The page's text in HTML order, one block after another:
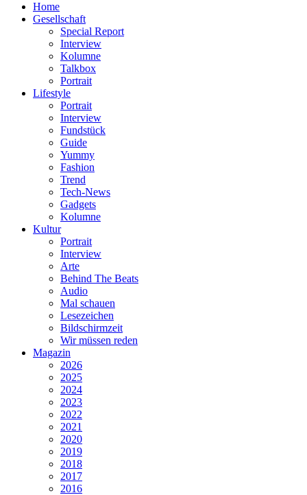
Home
Gesellschaft
Special Report
Interview
Kolumne
Talkbox
Portrait
Lifestyle
Portrait
Interview
Fundstück
Guide
Yummy
Fashion
Trend
Tech-News
Gadgets
Kolumne
Kultur
Portrait
Interview
Arte
Behind The Beats
Audio
Mal schauen
Lesezeichen
Bildschirmzeit
Wir müssen reden
Magazin
2026
2025
2024
2023
2022
2021
2020
2019
2018
2017
2016